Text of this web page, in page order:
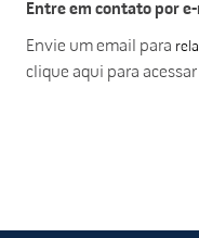
Entre em contato por e-
Envie um email para
clique aqui para